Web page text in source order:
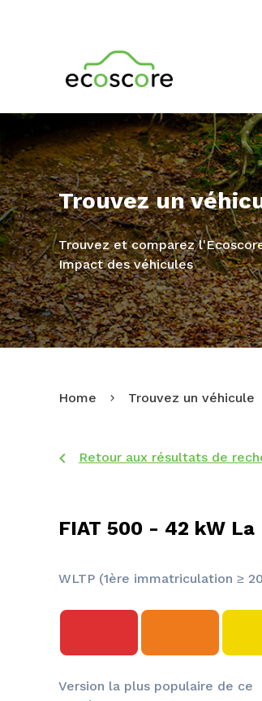
Trouvez un
Trouvez et comparez
Impact des véhicules
Home Trouvez un véhicule
Retour aux résultats de
FIAT 500 - 42 kW La
WLTP (1ère immatriculation ≥
Version la plus populaire de ce